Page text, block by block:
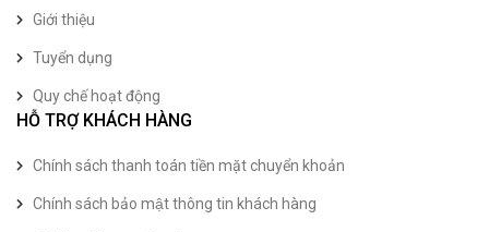
Giới thiệu
Tuyển dụng
Quy chế hoạt động
HỖ TRỢ KHÁCH HÀNG
Chính sách thanh toán tiền mặt chuyển khoản
Chính sách bảo mật thông tin khách hàng